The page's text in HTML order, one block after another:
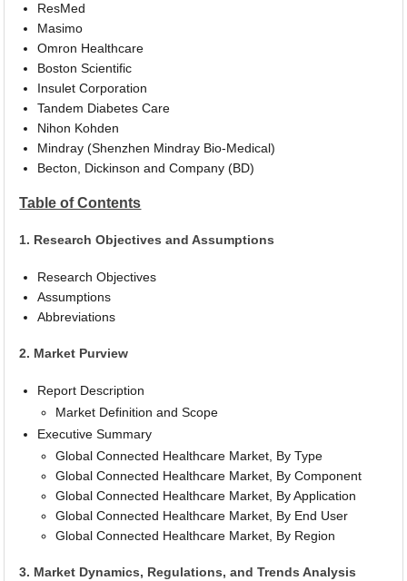
ResMed
Masimo
Omron Healthcare
Boston Scientific
Insulet Corporation
Tandem Diabetes Care
Nihon Kohden
Mindray (Shenzhen Mindray Bio-Medical)
Becton, Dickinson and Company (BD)
Table of Contents
1. Research Objectives and Assumptions
Research Objectives
Assumptions
Abbreviations
2. Market Purview
Report Description
Market Definition and Scope
Executive Summary
Global Connected Healthcare Market, By Type
Global Connected Healthcare Market, By Component
Global Connected Healthcare Market, By Application
Global Connected Healthcare Market, By End User
Global Connected Healthcare Market, By Region
3. Market Dynamics, Regulations, and Trends Analysis